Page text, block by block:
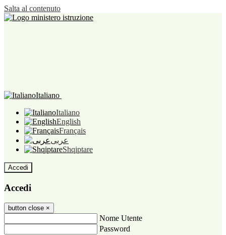
Salta al contenuto
Italiano
Italiano
English
Français
عربى
Shqiptare
Accedi
Accedi
button close ×
Nome Utente
Password